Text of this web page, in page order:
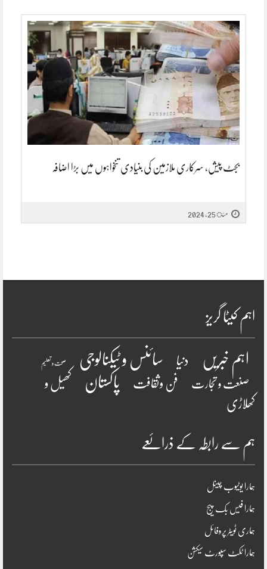
بجٹ پیش، سرکاری ملازمین کی بنیادی تنخواہوں میں بڑا اضافہ
مئ 25, 2024
اہم کیٹا گریز
اہم خبریں دنیا سائنس و ٹیکنالوجی صحت و تعلیم
صنعت و تجارت فن وثقافت پاکستان
کھیل و
کھلاڑی
ہم سے رابطہ کے ذرائعے
ہمارا یوٹیوب چینل
ہمارا فیس بک پیج
ہماری ٹویٹر پروفائل
ہمارا ٹکٹ سپورٹ سیکشن